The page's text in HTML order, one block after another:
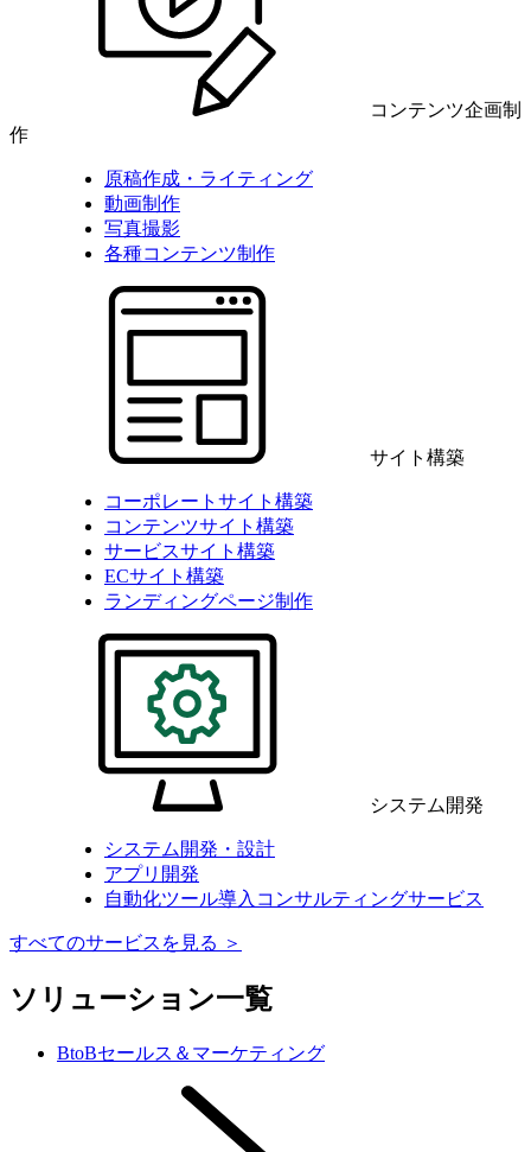
コンテンツ企画制
作
原稿作成・ライティング
動画制作
写真撮影
各種コンテンツ制作
サイト構築
コーポレートサイト構築
コンテンツサイト構築
サービスサイト構築
ECサイト構築
ランディングページ制作
システム開発
システム開発・設計
アプリ開発
自動化ツール導入コンサルティングサービス
すべてのサービスを見る ＞
ソリューション一覧
BtoBセールス＆マーケティング